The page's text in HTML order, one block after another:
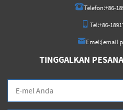
Telefon:+86-
Tel:+86-
Emel:[email
TINGGALKAN